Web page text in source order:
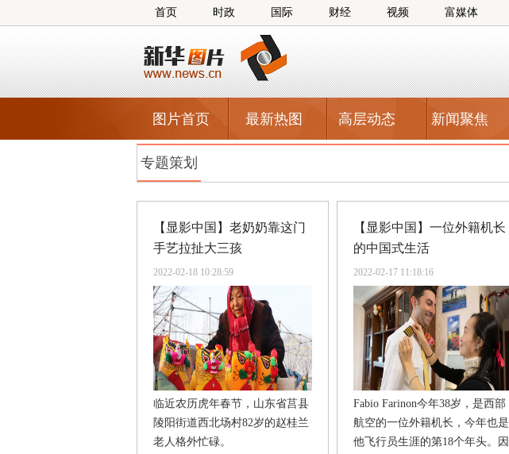
首页 时政 国际 财经 视频 富媒体
图片首页 最新热图 高层动态 新闻聚焦
专题策划
【显影中国】老奶奶靠这门
手艺拉扯大三孩
2022-02-18 10:28:59
临近农历虎年春节，山东省莒县
陵阳街道西北场村82岁的赵桂兰
老人格外忙碌。
【显影中国】一位外籍机长
的中国式生活
2022-02-17 11:18:16
Fabio Farinon今年38岁，是西部
航空的一位外籍机长，今年也是
他飞行员生涯的第18个年头。因